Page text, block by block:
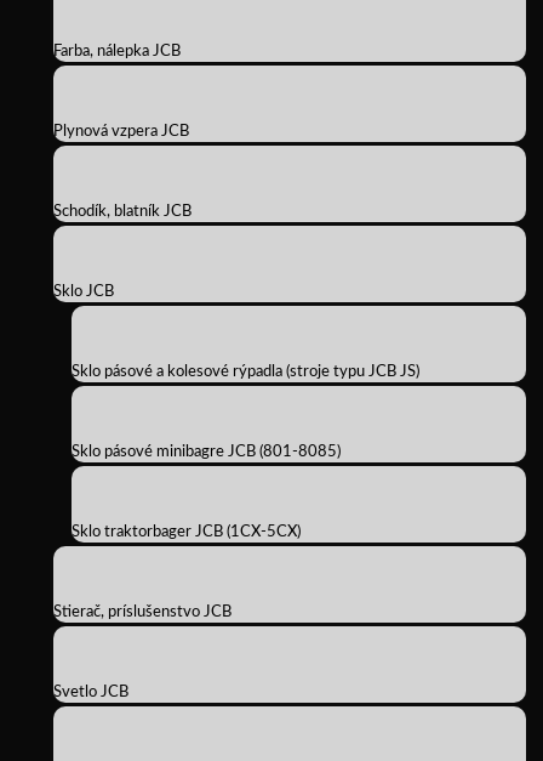
Farba, nálepka JCB
Plynová vzpera JCB
Schodík, blatník JCB
Sklo JCB
Sklo pásové a kolesové rýpadla (stroje typu JCB JS)
Sklo pásové minibagre JCB (801-8085)
Sklo traktorbager JCB (1CX-5CX)
Stierač, príslušenstvo JCB
Svetlo JCB